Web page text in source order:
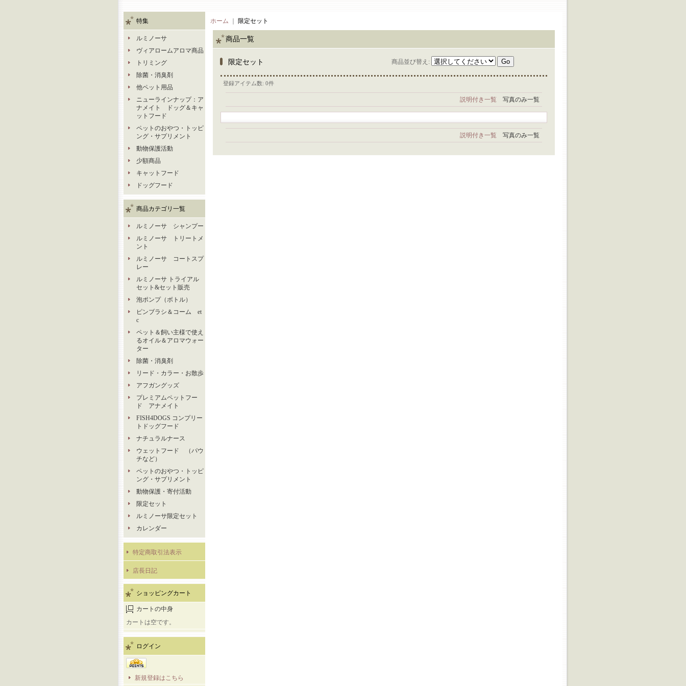
特集
ルミノーサ
ヴィアロームアロマ商品
トリミング
除菌・消臭剤
他ペット用品
ニューラインナップ：ア
ナメイト ドッグ＆キャ
ットフード
ペットのおやつ・トッピ
ング・サプリメント
動物保護活動
少額商品
キャットフード
ドッグフード
商品カテゴリ一覧
ルミノーサ シャンプー
ルミノーサ トリートメ
ント
ルミノーサ コートスプ
レー
ルミノーサ トライアル
セット&セット販売
泡ポンプ（ボトル）
ピンブラシ＆コーム et
c
ペット＆飼い主様で使え
るオイル＆アロマウォー
ター
除菌・消臭剤
リード・カラー・お散歩
アフガングッズ
プレミアムペットフー
ド アナメイト
FISH4DOGS コンプリー
トドッグフード
ナチュラルナース
ウェットフード （パウ
チなど）
ペットのおやつ・トッピ
ング・サプリメント
動物保護・寄付活動
限定セット
ルミノーサ限定セット
カレンダー
特定商取引法表示
店長日記
ショッピングカート
カートの中身
カートは空です。
ログイン
新規登録はこちら
ホーム 限定セット
商品一覧
限定セット 商品並び替え :
登録アイテム数: 0件
説明付き一覧 写真のみ一覧
説明付き一覧 写真のみ一覧